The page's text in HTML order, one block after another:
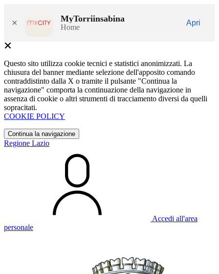
× MyTorriinsabina
Home
Apri
Questo sito utilizza cookie tecnici e statistici anonimizzati. La
chiusura del banner mediante selezione dell'apposito comando
contraddistinto dalla X o tramite il pulsante "Continua la
navigazione" comporta la continuazione della navigazione in
assenza di cookie o altri strumenti di tracciamento diversi da quelli
sopracitati.
COOKIE POLICY
Continua la navigazione
Regione Lazio
Accedi all'area
personale